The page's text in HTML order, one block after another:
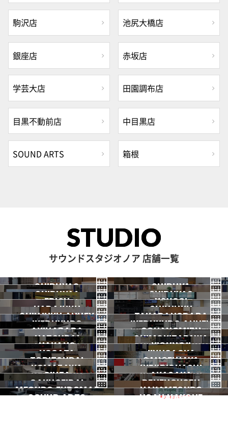
駒沢店 池尻大橋店
銀座店 赤坂店
学芸大店 田園調布店
目黒不動前店 中目黒店
SOUND ARTS 箱根
STUDIO
サウンドスタジオノア 店舗一覧
SHIBUYA3
渋谷3号
2026.07 OPEN
SHIBUYA
渋谷本店
SHIBUYA1
渋谷1号
SHIBUYA2
渋谷2号
EBISU
恵比寿
YOYOGI
代々木
HARAJUKU
原宿
SHINJUKU
新宿
SHINJUKU ANNEX
新宿ANNEX
TAKADANOBABA
高田馬場
IKEBUKURO
池袋
IKEBUKURO ANNEX
池袋ANNEX
AKIHABARA
秋葉原
OCHANOMIZU
御茶ノ水
HATSUDAI
初台
SHIMOKITAZAWA
下北沢
NAKANO
中野
KICHIJOJI
吉祥寺
NOGATA
野方
JIYUGAOKA
自由が丘
TORITSUDAI
都立大
SANGENJAYA
三軒茶屋
KOMAZAWA
駒沢
IKEJIRIOHASHI
池尻大橋
一時閉店中
GINZA
銀座
AKASAKA
赤坂
GAKUGEIDAI
学芸大
DENENCHOFU
田園調布
MEGURO FUDOMAE NAKAMEGURO
SOUND ARTS NOAH HAKONE